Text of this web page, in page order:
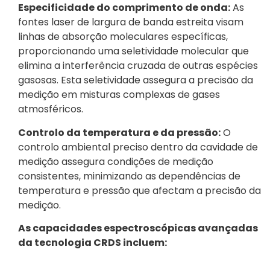
Especificidade do comprimento de onda:As
fontes laser de largura de banda estreita visam
linhas de absorção moleculares específicas,
proporcionando uma seletividade molecular que
elimina a interferência cruzada de outras espécies
gasosas. Esta seletividade assegura a precisão da
medição em misturas complexas de gases
atmosféricos.
Controlo da temperatura e da pressão:O
controlo ambiental preciso dentro da cavidade de
medição assegura condições de medição
consistentes, minimizando as dependências de
temperatura e pressão que afectam a precisão da
medição.
As capacidades espectroscópicas avançadas
da tecnologia CRDS incluem: